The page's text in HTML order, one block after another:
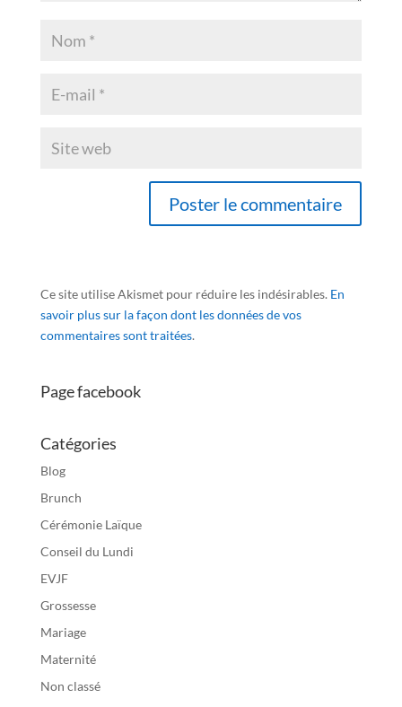
Ce site utilise Akismet pour réduire les indésirables. En
savoir plus sur la façon dont les données de vos
commentaires sont traitées.
Page facebook
Catégories
Blog
Brunch
Cérémonie Laïque
Conseil du Lundi
EVJF
Grossesse
Mariage
Maternité
Non classé